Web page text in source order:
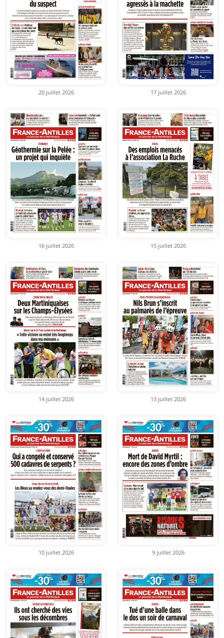
20 juillet 2026 17 juillet 2026
16 juillet 2026 15 juillet 2026
14 juillet 2026 13 juillet 2026
10 juillet 2026 9 juillet 2026